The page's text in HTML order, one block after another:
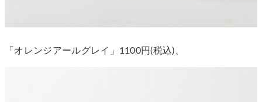
「オレンジアールグレイ」1100円(税込)、